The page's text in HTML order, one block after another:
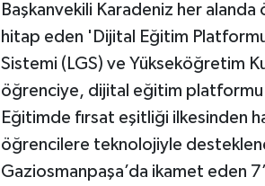
Başkanvekili Karadeniz her
hitap eden 'Dijital Eğitim
Sistemi (LGS) ve Yükseköğretim
öğrenciye, dijital eğitim
Eğitimde fırsat eşitliği ilkesinden
öğrencilere teknolojiyle
Gaziosmanpaşa’da ikamet eden